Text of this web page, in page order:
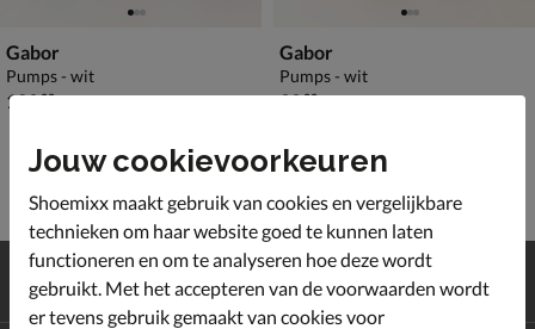
Gabor
Pumps - wit
€ 129,99
129,99
Gabor
Pumps - wit
€ 99,99
99,99
Gratisverzending en retour*
Achterafbetalen
Jouw cookievoorkeuren
Shoemixx maakt gebruik van cookies en vergelijkbare
technieken om haar website goed te kunnen laten
functioneren en om te analyseren hoe deze wordt
gebruikt. Met het accepteren van de voorwaarden wordt
er tevens gebruik gemaakt van cookies voor